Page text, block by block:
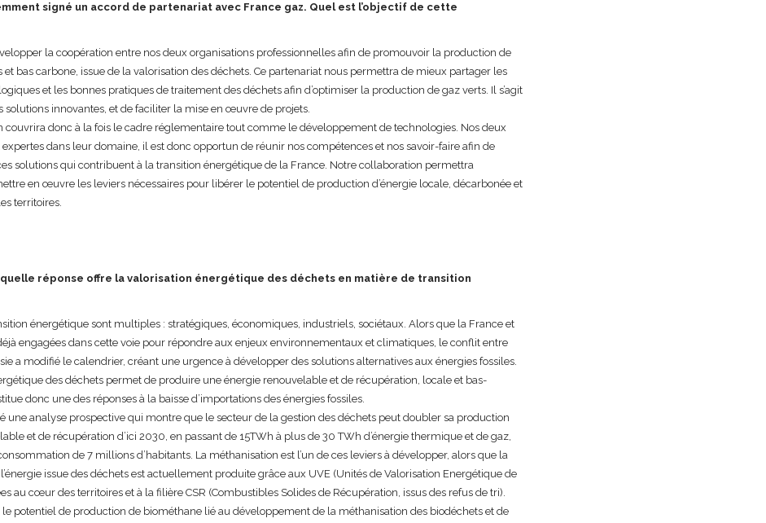
signé un accord de partenariat avec France gaz. Quel est l’objectif de cette
la coopération entre nos deux organisations professionnelles afin de promouvoir la production de
bas carbone, issue de la valorisation des déchets. Ce partenariat nous permettra de mieux partager les
et les bonnes pratiques de traitement des déchets afin d’optimiser la production de gaz verts. Il s’agit
solutions innovantes, et de faciliter la mise en œuvre de projets.
couvrira donc à la fois le cadre réglementaire tout comme le développement de technologies. Nos deux
dans leur domaine, il est donc opportun de réunir nos compétences et nos savoir-faire afin de
solutions qui contribuent à la transition énergétique de la France. Notre collaboration permettra
en œuvre les leviers nécessaires pour libérer le potentiel de production d’énergie locale, décarbonée et
territoires.
quelle réponse offre la valorisation énergétique des déchets en matière de transition
énergétique sont multiples : stratégiques, économiques, industriels, sociétaux. Alors que la France et
déjà engagées dans cette voie pour répondre aux enjeux environnementaux et climatiques, le conflit entre
a modifié le calendrier, créant une urgence à développer des solutions alternatives aux énergies fossiles.
des déchets permet de produire une énergie renouvelable et de récupération, locale et bas-
donc une des réponses à la baisse d’importations des énergies fossiles.
une analyse prospective qui montre que le secteur de la gestion des déchets peut doubler sa production
et de récupération d’ici 2030, en passant de 15TWh à plus de 30 TWh d’énergie thermique et de gaz,
de 7 millions d’habitants. La méthanisation est l’un de ces leviers à développer, alors que la
issue des déchets est actuellement produite grâce aux UVE (Unités de Valorisation Energétique de
au cœur des territoires et à la filière CSR (Combustibles Solides de Récupération, issus des refus de tri).
potentiel de production de biométhane lié au développement de la méthanisation des biodéchets et de